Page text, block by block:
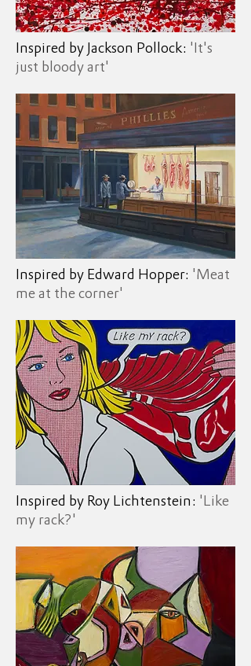
Inspired by Jackson Pollock: 'It's
just bloody art'
Inspired by Edward Hopper: 'Meat
me at the corner'
Inspired by Roy Lichtenstein: 'Like
my rack?'